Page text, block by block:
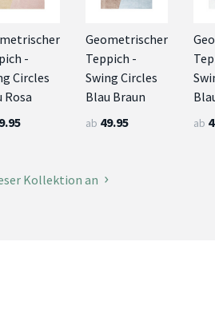
-
Circles
Rosa
Geometrischer
Teppich -
Swing Circles
Blau Braun
ab 49.95 ab
Kollektion an